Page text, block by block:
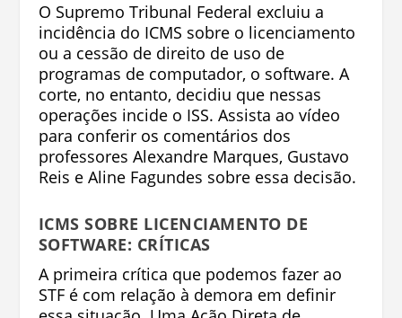
O Supremo Tribunal Federal excluiu a
incidência do ICMS sobre o licenciamento
ou a cessão de direito de uso de
programas de computador, o software. A
corte, no entanto, decidiu que nessas
operações incide o ISS. Assista ao vídeo
para conferir os comentários dos
professores Alexandre Marques, Gustavo
Reis e Aline Fagundes sobre essa decisão.
ICMS SOBRE LICENCIAMENTO DE
SOFTWARE: CRÍTICAS
A primeira crítica que podemos fazer ao
STF é com relação à demora em definir